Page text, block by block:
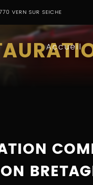
VERN SUR SEICHE
Accueil